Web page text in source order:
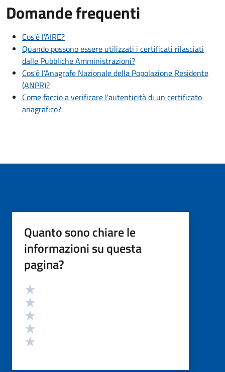
Domande frequenti
Cos'è l'AIRE?
Quando possono essere utilizzati i certificati rilasciati
dalle Pubbliche Amministrazioni?
Cos'è l’Anagrafe Nazionale della Popolazione Residente
(ANPR)?
Come faccio a verificare l'autenticità di un certificato
anagrafico?
Quanto sono chiare le
informazioni su questa
pagina?
Valutazione